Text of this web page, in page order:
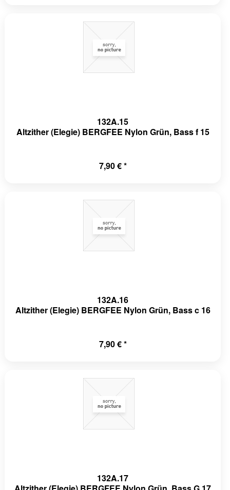
132A.15
Altzither (Elegie) BERGFEE Nylon Grün, Bass f 15
7,90 € *
132A.16
Altzither (Elegie) BERGFEE Nylon Grün, Bass c 16
7,90 € *
132A.17